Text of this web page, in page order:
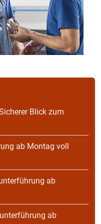
Blick zum
ab Montag voll
ab
ab